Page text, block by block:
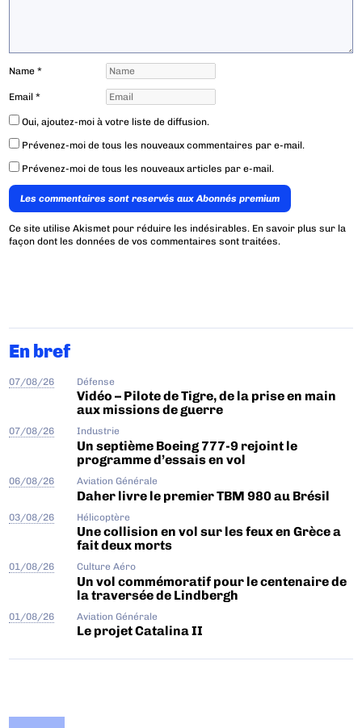
Name*
Email*
Oui, ajoutez-moi à votre liste de diffusion.
Prévenez-moi de tous les nouveaux commentaires par e-mail.
Prévenez-moi de tous les nouveaux articles par e-mail.
Les commentaires sont reservés aux Abonnés premium
Ce site utilise Akismet pour réduire les indésirables. En savoir plus sur la
façon dont les données de vos commentaires sont traitées.
En bref
07/08/26 Défense
Vidéo – Pilote de Tigre, de la prise en main
aux missions de guerre
07/08/26 Industrie
Un septième Boeing 777-9 rejoint le
programme d’essais en vol
06/08/26 Aviation Générale
Daher livre le premier TBM 980 au Brésil
03/08/26 Hélicoptère
Une collision en vol sur les feux en Grèce a
fait deux morts
01/08/26 Culture Aéro
Un vol commémoratif pour le centenaire de
la traversée de Lindbergh
01/08/26 Aviation Générale
Le projet Catalina II